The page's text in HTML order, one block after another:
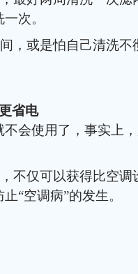
次。
，或是怕自己清洗
省电
会使用了，事实上
不仅可以获得比空调
“空调病”的发生。